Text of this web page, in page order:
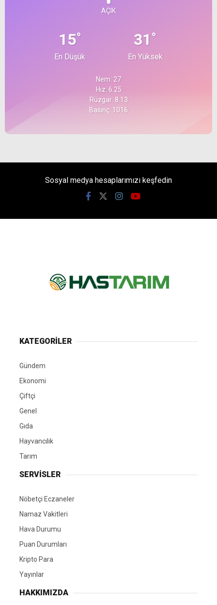
AÇIK
15°
En Düşük
31°
En Yüksek
Nem: 27
Hız: 6.25
Rüzgar: 8.13
Basınç: 1016
Sosyal medya hesaplarımızı keşfedin
KATEGORİLER
Gündem
Ekonomi
Çiftçi
Genel
Gıda
Hayvancılık
Tarım
SERVİSLER
Nöbetçi Eczaneler
Namaz Vakitleri
Hava Durumu
Puan Durumları
Kripto Para
Yayınlar
HAKKIMIZDA